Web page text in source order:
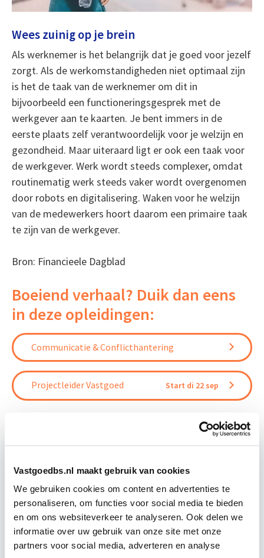
Vastgoedbs.nl maakt gebruik van cookies
We gebruiken cookies om content en advertenties te
personaliseren, om functies voor social media te bieden
en om ons websiteverkeer te analyseren. Ook delen we
informatie over uw gebruik van onze site met onze
partners voor social media, adverteren en analyse
Wees zuinig op je brein
Als werknemer is het belangrijk dat je goed voor jezelf
zorgt. Als de werkomstandigheden niet optimaal zijn
is het de taak van de werknemer om dit in
bijvoorbeeld een functioneringsgesprek met de
werkgever aan te kaarten. Je bent immers in de
eerste plaats zelf verantwoordelijk voor je welzijn en
gezondheid. Maar uiteraard ligt er ook een taak voor
de werkgever. Werk wordt steeds complexer, omdat
routinematig werk steeds vaker wordt overgenomen
door robots en digitalisering. Waken voor he welzijn
van de medewerkers hoort daarom een primaire taak
te zijn van de werkgever.
Bron: Financieele Dagblad
Boeiend verhaal? Duik dan eens
in deze opleidingen:
Communicatie & Conflicthantering
Projectleider Vastgoed Start di 22 sep
Relevant bij dit artikel
Projectleider Vastgoed
Deze opleiding helpt jou om de benodigde 'hard-
en soft-skills' als projectleider/manager te